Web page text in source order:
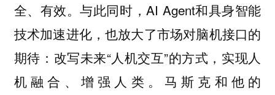
全、有效。与此同时，AI Agent和具身智能
技术加速进化，也放大了市场对脑机接口的
期待：改写未来“人机交互”的方式，实现人
机融合、增强人类。马斯克和他的